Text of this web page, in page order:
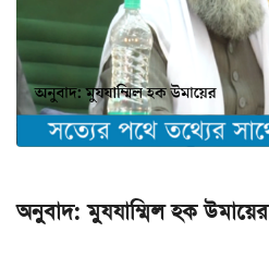
অনুবাদ: মুযযাম্মিল হক উমায়ের